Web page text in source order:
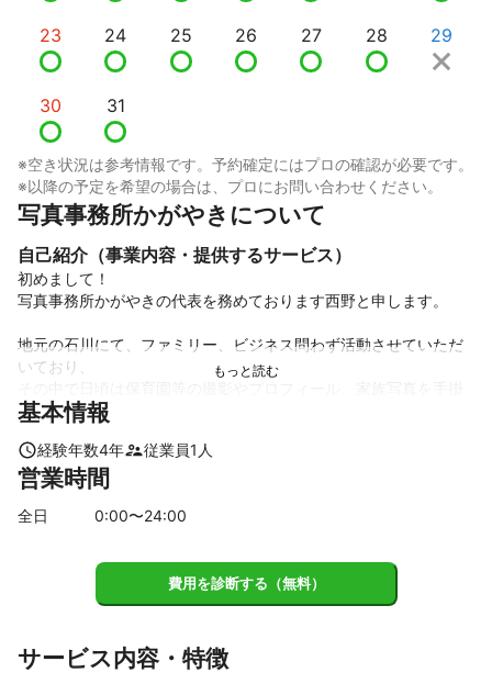
23 24 25 26 27 28 29
30 31
※空き状況は参考情報です。予約確定にはプロの確認が必要です。
※以降の予定を希望の場合は、プロにお問い合わせください。
写真事務所かがやきについて
自己紹介（事業内容・提供するサービス）
初めまして！
写真事務所かがやきの代表を務めております西野と申します。
地元の石川にて、ファミリー、ビジネス問わず活動させていただ
いており、
けさせていただいております。
撮影に関して、初めての方でもこちらから撮影枚数、撮影の構図
まで幅広く提案させていただきますのでお気軽にご相談くださ
特殊な撮影条件や環境など対応できる範囲でお客様のニーズに柔
ワークフローの効率化によって品質を維持したまま迅速な納品
各形式でのデータ納品に対応しています（jpeg,png,raw等）
各画像編集にも対応しております。（明るさ、色味など。”イン
基本情報
経験年数4年 従業員1 人
営業時間
全日 0:00〜24:00
費用を診断する（無料）
サービス内容・特徴